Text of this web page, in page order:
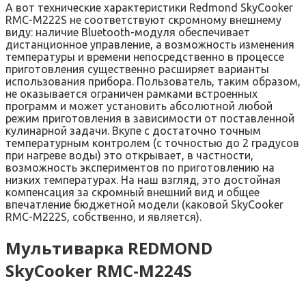
А вот технические характеристики Redmond SkyCooker
RMC-M222S не соответствуют скромному внешнему
виду: наличие Bluetooth-модуля обеспечивает
дистанционное управление, а возможность изменения
температуры и времени непосредственно в процессе
приготовления существенно расширяет варианты
использования прибора. Пользователь, таким образом,
не оказывается ограничен рамками встроенных
программ и может установить абсолютной любой
режим приготовления в зависимости от поставленной
кулинарной задачи. Вкупе с достаточно точным
температурным контролем (с точностью до 2 градусов
при нагреве воды) это открывает, в частности,
возможность экспериментов по приготовлению на
низких температурах. На наш взгляд, это достойная
компенсация за скромный внешний вид и общее
впечатление бюджетной модели (каковой SkyCooker
RMC-M222S, собственно, и является).
Мультиварка REDMOND
SkyCooker RMC-M224S